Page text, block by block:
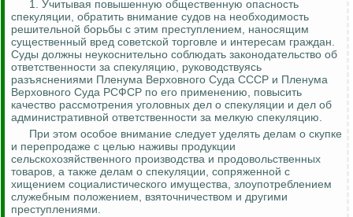
1. Учитывая повышенную общественную опасность
спекуляции, обратить внимание судов на необходимость
решительной борьбы с этим преступлением, наносящим
существенный вред советской торговле и интересам граждан.
Суды должны неукоснительно соблюдать законодательство об
ответственности за спекуляцию, руководствуясь
разъяснениями Пленума Верховного Суда СССР и Пленума
Верховного Суда РСФСР по его применению, повысить
качество рассмотрения уголовных дел о спекуляции и дел об
административной ответственности за мелкую спекуляцию.
При этом особое внимание следует уделять делам о скупке
и перепродаже с целью наживы продукции
сельскохозяйственного производства и продовольственных
товаров, а также делам о спекуляции, сопряженной с
хищением социалистического имущества, злоупотреблением
служебным положением, взяточничеством и другими
преступлениями.